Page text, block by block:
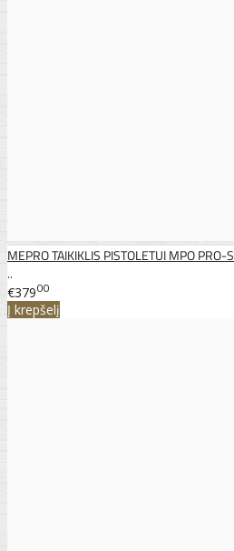
MEPRO TAIKIKLIS PISTOLETUI MPO PRO-S
..
€37900
Į krepšelį